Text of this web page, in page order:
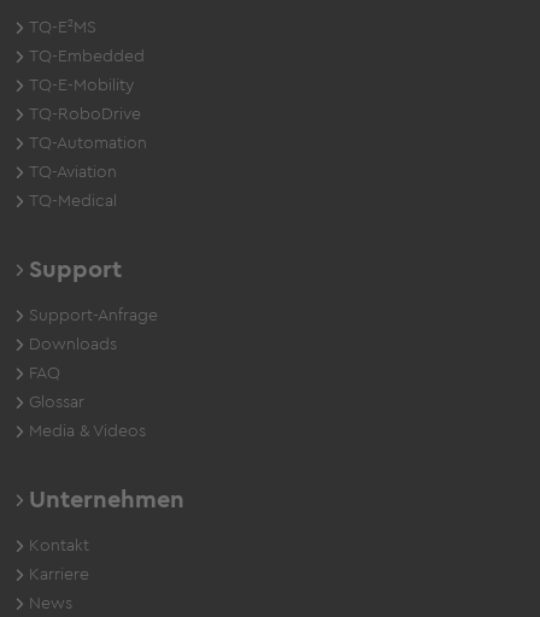
TQ-E²MS
TQ-Embedded
TQ-E-Mobility
TQ-RoboDrive
TQ-Automation
TQ-Aviation
TQ-Medical
Support
Support-Anfrage
Downloads
FAQ
Glossar
Media & Videos
Unternehmen
Kontakt
Karriere
News